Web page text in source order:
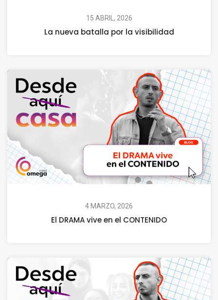
15 ABRIL, 2026
La nueva batalla por la visibilidad
4 MARZO, 2026
El DRAMA vive en el CONTENIDO